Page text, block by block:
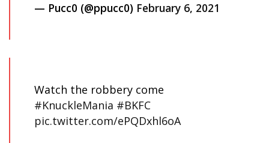
— Pucc0 (@ppucc0) February 6, 2021
Watch the robbery come
#KnuckleMania #BKFC
pic.twitter.com/ePQDxhl6oA